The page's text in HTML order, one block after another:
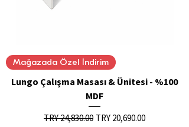
Mağazada Özel İndirim
Lungo Çalışma Masası & Ünitesi - %100
MDF
Regular Price
TRY 24,830.00 Sale Price
TRY 20,690.00